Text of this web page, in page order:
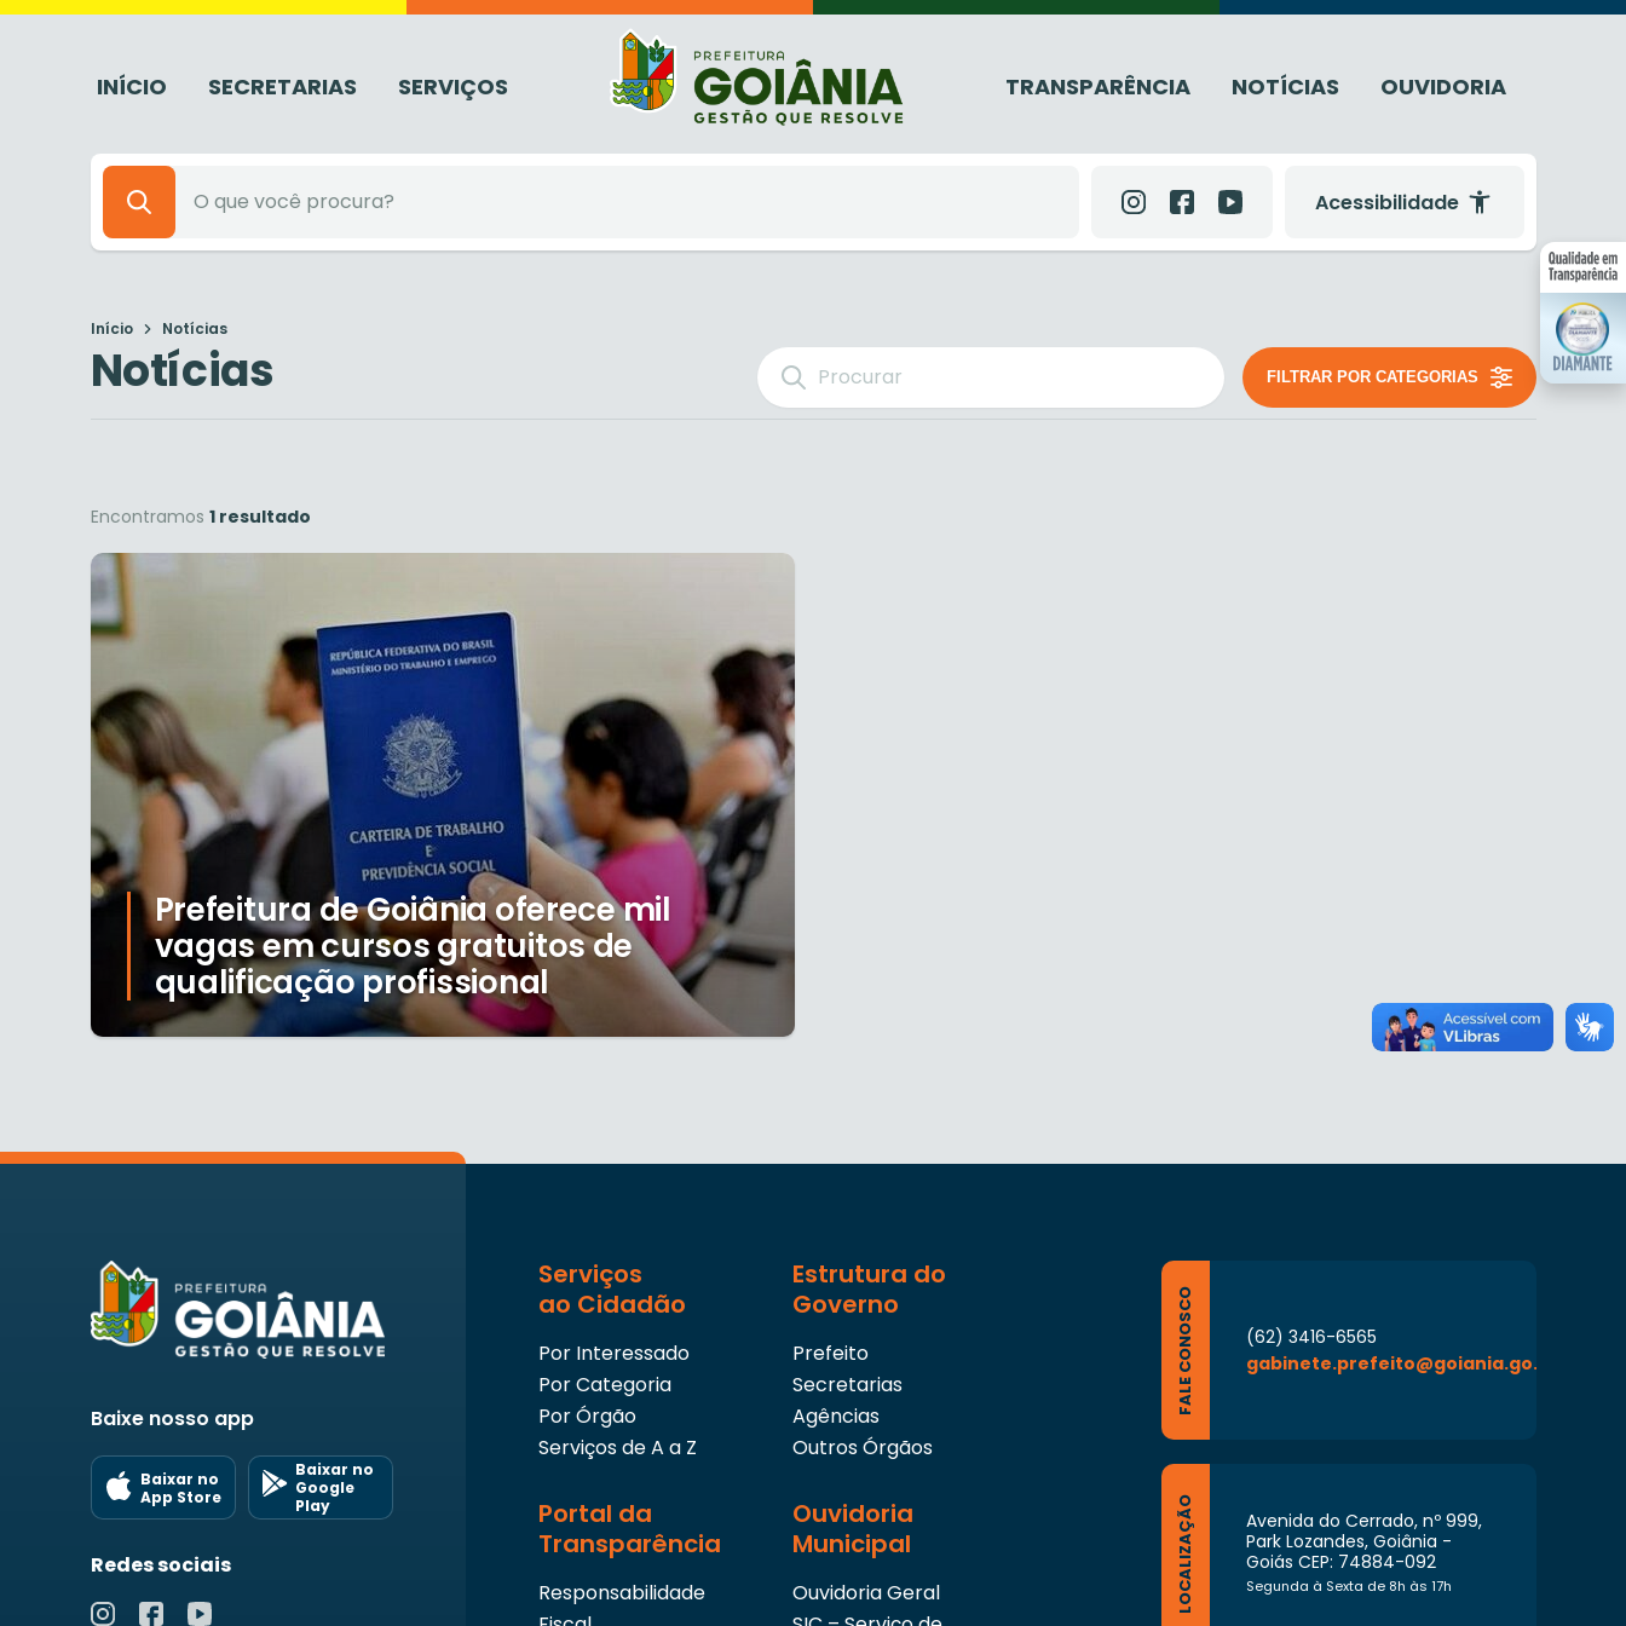
INÍCIO SECRETARIAS SERVIÇOS TRANSPARÊNCIA NOTÍCIAS OUVIDORIA
Acessibilidade
Início Notícias
Notícias FILTRAR POR CATEGORIAS
Encontramos 1 resultado
Prefeitura de Goiânia oferece mil
vagas em cursos gratuitos de
qualificação profissional
Baixe nosso app
Baixar no
App Store
Baixar no
Google
Play
Redes sociais
Serviços
ao Cidadão
Por Interessado
Por Categoria
Por Órgão
Serviços de A a Z
Estrutura do
Governo
Prefeito
Secretarias
Agências
Outros Órgãos
Portal da
Transparência
Responsabilidade
Ouvidoria
Municipal
Ouvidoria Geral
FALE CONOSCO
(62) 3416-6565
gabinete.prefeito@goiania.go.gov.br
LOCALIZAÇÃO
Avenida do Cerrado, nº 999,
Park Lozandes, Goiânia -
Goiás CEP: 74884-092
Segunda à Sexta de 8h às 17h